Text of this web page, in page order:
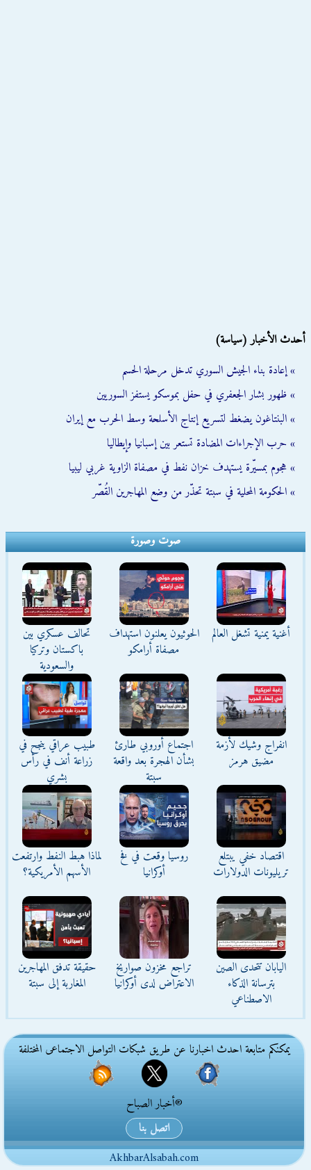
أحدث الأخبار (سياسة)
» إعادة بناء الجيش السوري تدخل مرحلة الحسم
» ظهور بشار الجعفري في حفل بموسكو يستفز السوريين
» البنتاغون يضغط لتسريع إنتاج الأسلحة وسط الحرب مع إيران
» حرب الإجراءات المضادة تستعر بين إسبانيا وإيطاليا
» هجوم بمسيّرة يستهدف خزان نفط في مصفاة الزاوية غربي ليبيا
» الحكومة المحلية في سبتة تحذّر من وضع المهاجرين القُصّر
صوت وصورة
أغنية يمنية تشغل العالم
الحوثيون يعلنون استهداف
مصفاة أرامكو
تحالف عسكري بين
باكستان وتركيا
والسعودية
انفراج وشيك لأزمة
مضيق هرمز
اجتماع أوروبي طارئ
بشأن الهجرة بعد واقعة
سبتة
طبيب عراقي ينجح في
زراعة أنف في رأس
بشري
اقتصاد خفي يبتلع
تريليونات الدولارات
روسيا وقعت في فخ
أوكرانيا
لماذا هبط النفط وارتفعت
الأسهم الأمريكية؟
اليابان تتحدى الصين
بترسانة الذكاء
الاصطناعي
تراجع مخزون صواريخ
الاعتراض لدى أوكرانيا
حقيقة تدفق المهاجرين
المغاربة إلى سبتة
يمكنكم متابعة احدث اخبارنا عن طريق شبكات التواصل الاجتماعى المختلفة
®أخبار الصباح
اتصل بنا
AkhbarAlsabah.com